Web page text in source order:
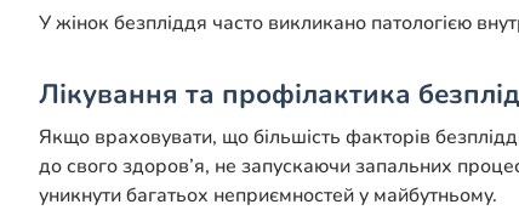
У жінок безпліддя часто викликано патологією
Лікування та профілактика
Якщо враховувати, що більшість факторів
до свого здоров’я, не запускаючи запальних
уникнути багатьох неприємностей у майбутньому.